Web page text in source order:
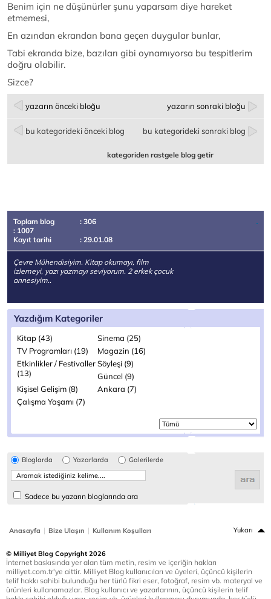
Benim için ne düşünürler şunu yaparsam diye hareket
etmemesi,
En azından ekrandan bana geçen duygular bunlar,
Tabi ekranda bize, bazıları gibi oynamıyorsa bu tespitlerim
doğru olabilir.
Sizce?
yazarın önceki bloğu yazarın sonraki bloğu
bu kategorideki önceki blog bu kategorideki sonraki blog
kategoriden rastgele blog getir
Toplam blog
: 306
: 1007
Kayıt tarihi
: 29.01.08
Çevre Mühendisiyim. Kitap okumayı, film
izlemeyi, yazı yazmayı seviyorum. 2 erkek çocuk
annesiyim..
Yazdığım Kategoriler
Kitap (43)
Sinema (25)
TV Programları (19)
Magazin (16)
Etkinlikler / Festivaller
(13)
Söyleşi (9)
Güncel (9)
Kişisel Gelişim (8)
Ankara (7)
Çalışma Yaşamı (7)
Bloglarda Yazarlarda Galerilerde
Sadece bu yazarın bloglarında ara
Anasayfa | Bize Ulaşın | Kullanım Koşulları Yukarı
© Milliyet Blog Copyright 2026
İnternet baskısında yer alan tüm metin, resim ve içeriğin hakları
milliyet.com.tr'ye aittir. Milliyet Blog kullanıcıları ve üyeleri, üçüncü kişilerin
telif hakkı sahibi bulunduğu her türlü fikri eser, fotoğraf, resim vb. materyal ve
ürünleri kullanamazlar. Blog kullanıcı ve yazarlarının, üçüncü kişilerin telif